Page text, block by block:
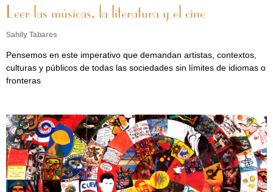
Leer las músicas, la literatura y el cine
Sahily Tabares
Pensemos en este imperativo que demandan artistas, contextos,
culturas y públicos de todas las sociedades sin límites de idiomas o
fronteras